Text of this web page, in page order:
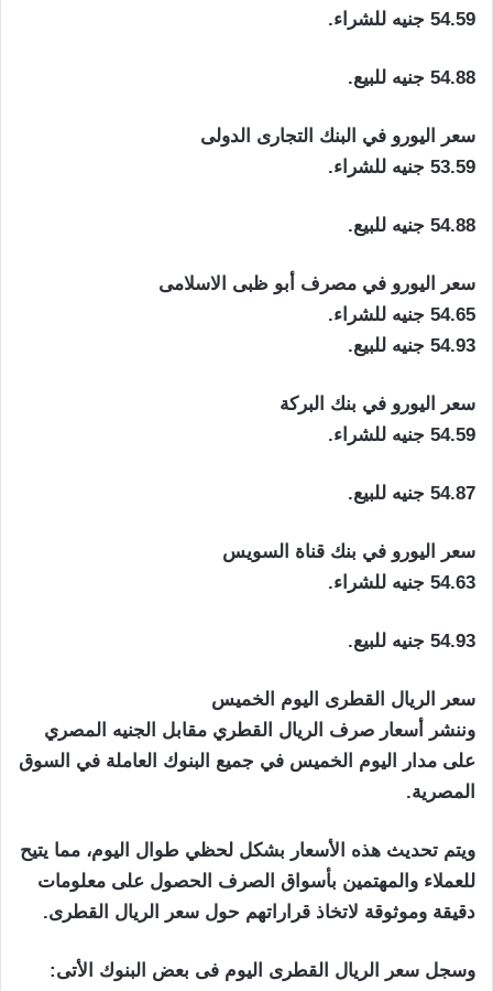
54.59 جنيه للشراء.
54.88 جنيه للبيع.
سعر اليورو في البنك التجارى الدولى
53.59 جنيه للشراء.
54.88 جنيه للبيع.
سعر اليورو في مصرف أبو ظبى الاسلامى
54.65 جنيه للشراء.
54.93 جنيه للبيع.
سعر اليورو في بنك البركة
54.59 جنيه للشراء.
54.87 جنيه للبيع.
سعر اليورو في بنك قناة السويس
54.63 جنيه للشراء.
54.93 جنيه للبيع.
سعر الريال القطرى اليوم الخميس
وننشر أسعار صرف الريال القطري مقابل الجنيه المصري
على مدار اليوم الخميس في جميع البنوك العاملة في السوق
المصرية.
ويتم تحديث هذه الأسعار بشكل لحظي طوال اليوم، مما يتيح
للعملاء والمهتمين بأسواق الصرف الحصول على معلومات
دقيقة وموثوقة لاتخاذ قراراتهم حول سعر الريال القطرى.
وسجل سعر الريال القطرى اليوم فى بعض البنوك الأتى: